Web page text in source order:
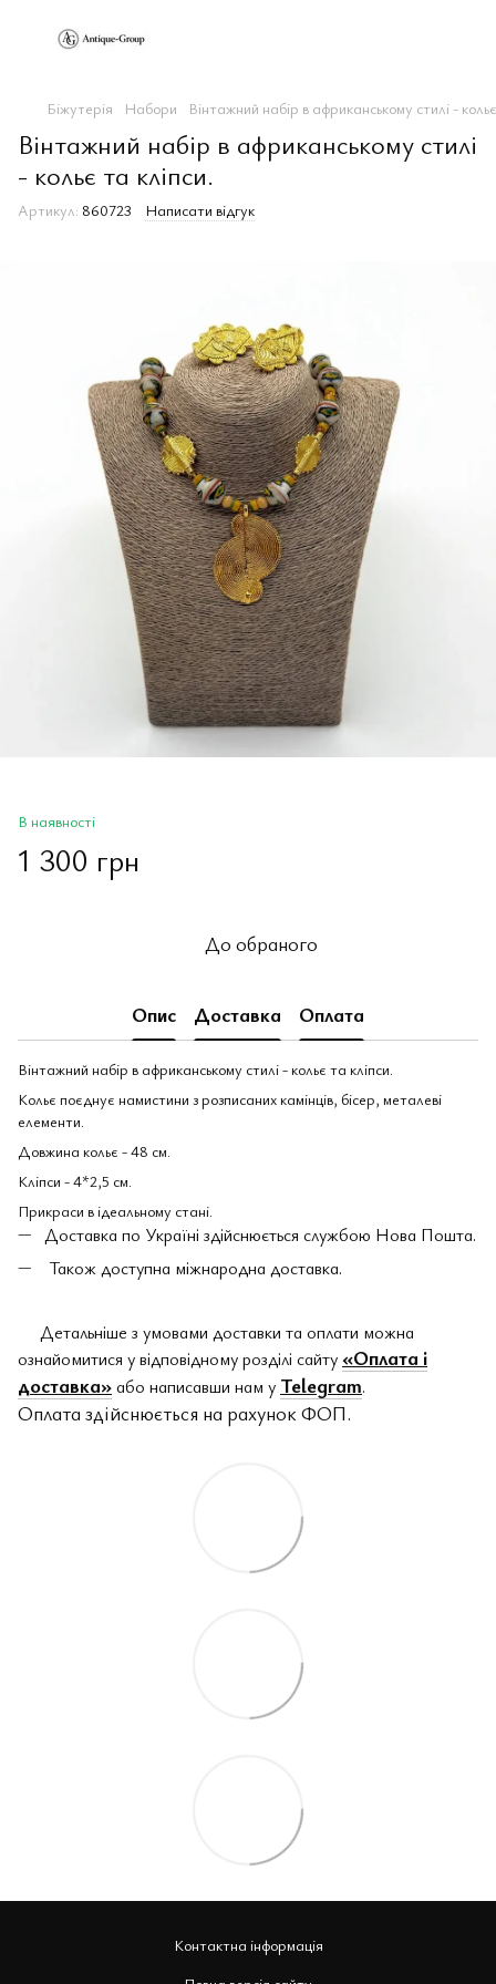
Біжутерія Набори Вінтажний набір в африканському стилі -
Вінтажний набір в африканському стилі
- кольє та кліпси.
Артикул: 860723 Написати відгук
В наявності
1 300 грн
До обраного
Опис Доставка Оплата
Вінтажний набір в африканському стилі - кольє та кліпси.
Кольє поєднує намистини з розписаних камінців, бісер, металеві
елементи.
Довжина кольє - 48 см.
Кліпси - 4*2,5 см.
Прикраси в ідеальному стані.
Доставка по Україні здійснюється службою Нова Пошта.
Також доступна міжнародна доставка.
Детальніше з умовами доставки та оплати можна
ознайомитися у відповідному розділі сайту«Оплата і
доставка»або написавши нам у Telegram.
Оплата здійснюється на рахунок ФОП.
Контактна інформація